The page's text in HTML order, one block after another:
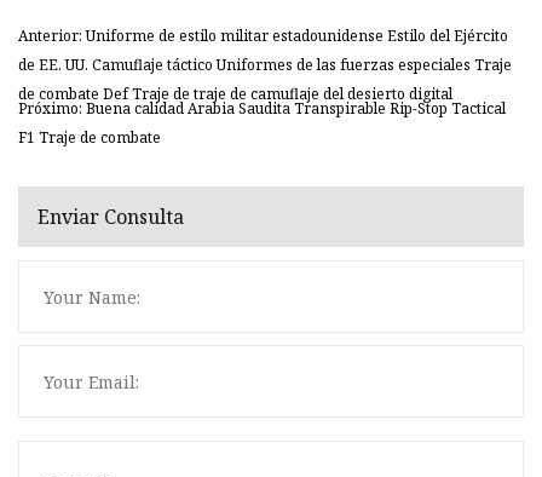
Anterior: Uniforme de estilo militar estadounidense Estilo del Ejército
de EE. UU. Camuflaje táctico Uniformes de las fuerzas especiales Traje
de combate Def Traje de traje de camuflaje del desierto digital
Próximo: Buena calidad Arabia Saudita Transpirable Rip-Stop Tactical
F1 Traje de combate
Enviar Consulta